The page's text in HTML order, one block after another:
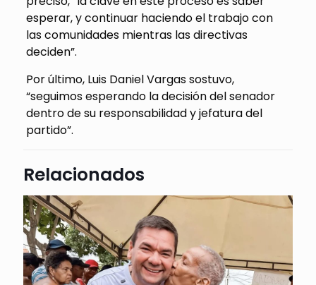
esperar, y continuar haciendo el trabajo con
las comunidades mientras las directivas
deciden”.
Por último, Luis Daniel Vargas sostuvo,
“seguimos esperando la decisión del senador
dentro de su responsabilidad y jefatura del
partido”.
Relacionados